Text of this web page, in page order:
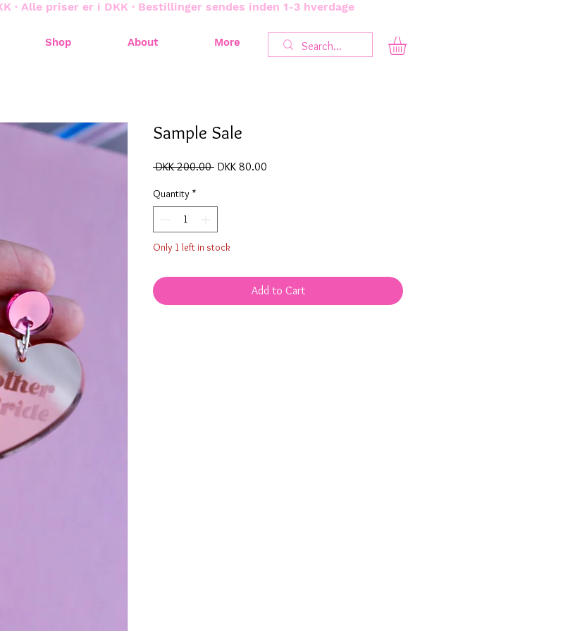
· Alle priser er i DKK · Bestillinger sendes inden 1-3 hverdage
Shop About More
Sample Sale
DKK 200.00 Regular
DKK 80.00
Quantity *
Only 1 left in stock
Add to Cart